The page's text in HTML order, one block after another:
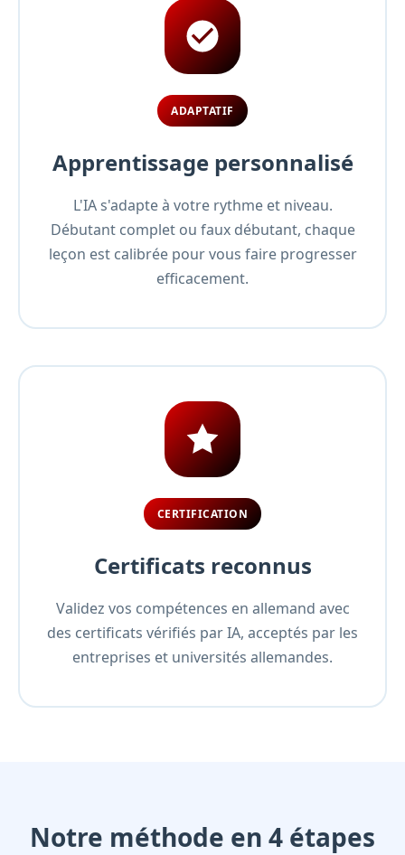
ADAPTATIF
Apprentissage personnalisé
L'IA s'adapte à votre rythme et niveau.
Débutant complet ou faux débutant, chaque
leçon est calibrée pour vous faire progresser
efficacement.
CERTIFICATION
Certificats reconnus
Validez vos compétences en allemand avec
des certificats vérifiés par IA, acceptés par les
entreprises et universités allemandes.
Notre méthode en 4 étapes